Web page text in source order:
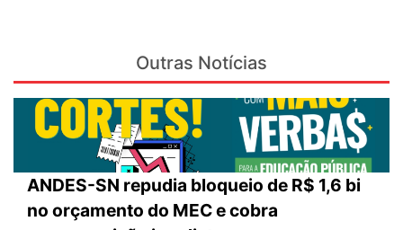
Outras Notícias
ANDES-SN repudia bloqueio de R$ 1,6 bi
no orçamento do MEC e cobra